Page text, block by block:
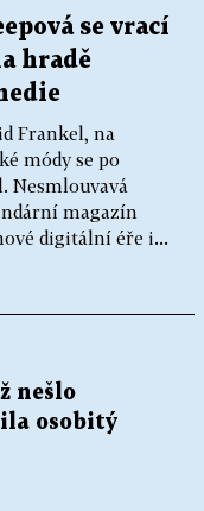
se vrací
hradě
Frankel, na
módy se po
Nesmlouvavá
magazín
digitální éře i...
nešlo
osobitý